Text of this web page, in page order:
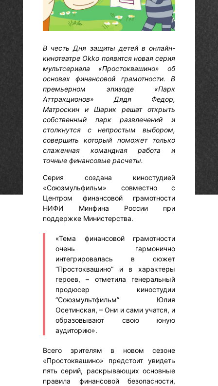
В честь Дня защиты детей в онлайн-
кинотеатре Okko появится новая серия
мультсериала «Простоквашино» об
основах финансовой грамотности. В
премьерном эпизоде «Парк
Аттракционов» Дядя Федор,
Матроскин и Шарик решат открыть
собственный парк развлечений и
столкнутся с непростым выбором,
совершить который поможет только
слаженная командная работа и
точные финансовые расчеты.
Серия создана киностудией
«Союзмульфильм» совместно с
Центром финансовой грамотности
НИФИ Минфина России при
поддержке Министерства.
«Тема финансовой грамотности
очень гармонично
интегрировалась в сюжет
“Простоквашино” и в характеры
героев, – отметила генеральный
продюсер киностудии
“Союзмультфильм” Юлия
Осетинская, – Они и сами учатся, и
образовывают свою юную
аудиторию».
Всего зрителям в новом сезоне
«Простоквашино» предстоит увидеть
пять серий, раскрывающих основные
правила финансовой безопасности,